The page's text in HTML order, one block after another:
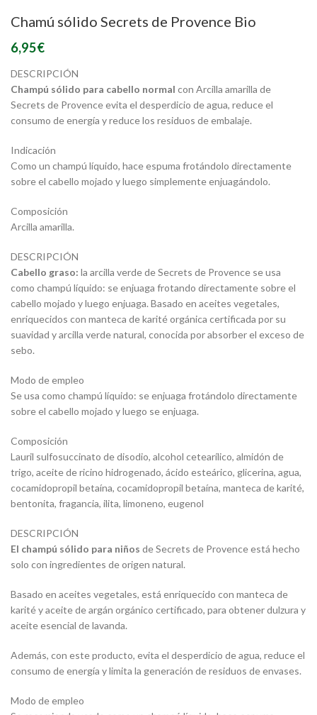
Chamú sólido Secrets de Provence Bio
6,95€
DESCRIPCIÓN
Champú sólido para cabello normal con Arcilla amarilla de
Secrets de Provence evita el desperdicio de agua, reduce el
consumo de energía y reduce los residuos de embalaje.
Indicación
Como un champú líquido, hace espuma frotándolo directamente
sobre el cabello mojado y luego simplemente enjuagándolo.
Composición
Arcilla amarilla.
DESCRIPCIÓN
Cabello graso: la arcilla verde de Secrets de Provence se usa
como champú líquido: se enjuaga frotando directamente sobre el
cabello mojado y luego enjuaga. Basado en aceites vegetales,
enriquecidos con manteca de karité orgánica certificada por su
suavidad y arcilla verde natural, conocida por absorber el exceso de
sebo.
Modo de empleo
Se usa como champú líquido: se enjuaga frotándolo directamente
sobre el cabello mojado y luego se enjuaga.
Composición
Lauril sulfosuccinato de disodio, alcohol cetearílico, almidón de
trigo, aceite de ricino hidrogenado, ácido esteárico, glicerina, agua,
cocamidopropil betaína, cocamidopropil betaína, manteca de karité,
bentonita, fragancia, ilita, limoneno, eugenol
DESCRIPCIÓN
El champú sólido para niños de Secrets de Provence está hecho
solo con ingredientes de origen natural.
Basado en aceites vegetales, está enriquecido con manteca de
karité y aceite de argán orgánico certificado, para obtener dulzura y
aceite esencial de lavanda.
Además, con este producto, evita el desperdicio de agua, reduce el
consumo de energía y limita la generación de residuos de envases.
Modo de empleo